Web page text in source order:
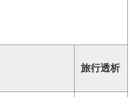
旅行透析